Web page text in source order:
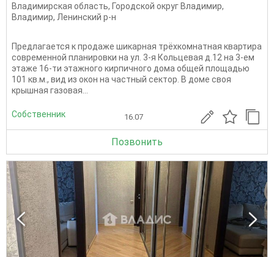
Владимирская область, Городской округ Владимир,
Владимир, Ленинский р-н
Предлагается к продаже шикарная трёхкомнатная квартира
современной планировки на ул. 3-я Кольцевая д.12 на 3-ем
этаже 16-ти этажного кирпичного дома общей площадью
101 кв.м., вид из окон на частный сектор. В доме своя
крышная газовая...
Собственник 16.07
Позвонить